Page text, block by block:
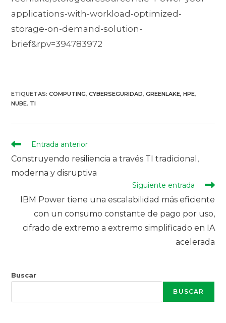
applications-with-workload-optimized-
storage-on-demand-solution-
brief&rpv=394783972
ETIQUETAS:COMPUTING, CYBERSEGURIDAD, GREENLAKE, HPE,
NUBE, TI
Entrada anterior
Construyendo resiliencia a través TI tradicional,
moderna y disruptiva
Siguiente entrada
IBM Power tiene una escalabilidad más eficiente
con un consumo constante de pago por uso,
cifrado de extremo a extremo simplificado en IA
acelerada
Buscar
BUSCAR